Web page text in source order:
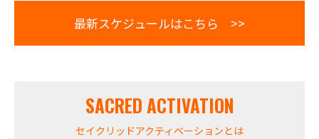
最新スケジュールはこちら >>
SACRED ACTIVATION
セイクリッドアクティベーションとは